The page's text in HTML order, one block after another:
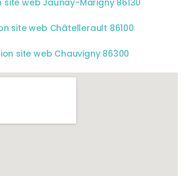
site web Châtellerault 86100
site web Chauvigny 86300